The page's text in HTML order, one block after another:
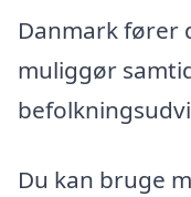
Danmark fører
muliggør
Du kan bruge